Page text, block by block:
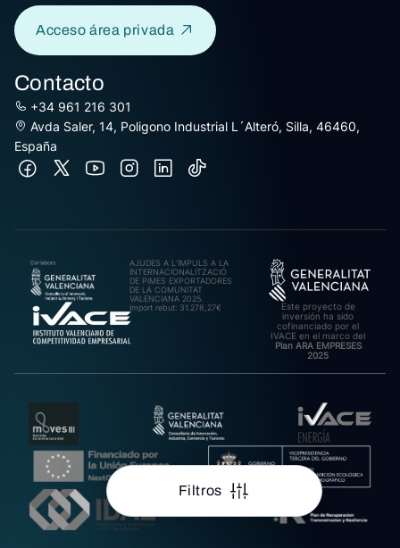
Filtros
Acceso área privada
Contacto
+34 961 216 301
Avda Saler, 14, Poligono Industrial L´Alteró, Silla, 46460,
España
AJUDES A L’IMPULS A LA
INTERNACIONALITZACIÓ
DE PIMES EXPORTADORES
DE LA COMUNITAT
VALENCIANA 2025.
Import rebut: 31.278,27€
Este proyecto de
inversión ha sido
cofinanciado por el
IVACE en el marco del
Plan ARA EMPRESES
2025